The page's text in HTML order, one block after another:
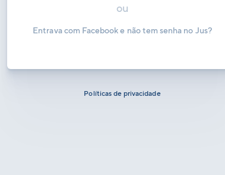
ou
Entrava com Facebook e não tem senha no Jus?
Políticas de privacidade